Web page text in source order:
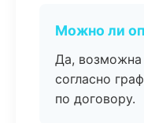
Можно ли
Да, возможна
согласно
по договору.